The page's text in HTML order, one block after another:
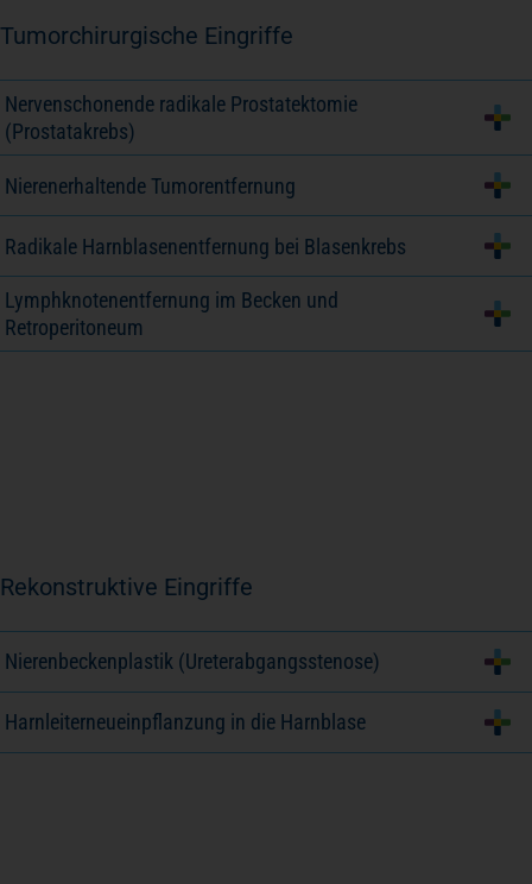
Tumorchirurgische Eingriffe
Nervenschonende radikale Prostatektomie
(Prostatakrebs)
Nierenerhaltende Tumorentfernung
Radikale Harnblasenentfernung bei Blasenkrebs
Lymphknotenentfernung im Becken und
Retroperitoneum
Rekonstruktive Eingriffe
Nierenbeckenplastik (Ureterabgangsstenose)
Harnleiterneueinpflanzung in die Harnblase